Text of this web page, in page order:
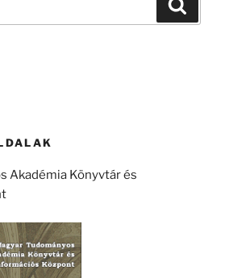
Akadémia Könyvtár és